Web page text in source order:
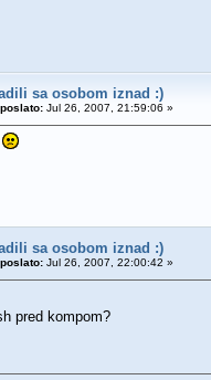
sa osobom iznad :)
Jul 26, 2007, 21:59:06 »
sa osobom iznad :)
Jul 26, 2007, 22:00:42 »
pred kompom?